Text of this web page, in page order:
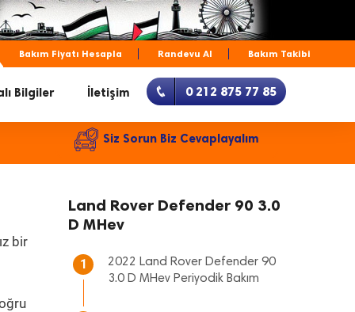
Bakım Fiyatı Hesapla Randevu Al Bakım Takibi
Bilgiler İletişim 0 212 875 77 85
Siz Sorun Biz Cevaplayalım
bir
Land Rover Defender 90 3.0
D MHev
1
2022 Land Rover Defender 90
3.0 D MHev Periyodik Bakım